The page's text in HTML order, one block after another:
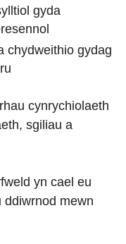
gyda
chydweithio gydag
cynrychiolaeth
sgiliau a
yn cael eu
ddiwrnod mewn